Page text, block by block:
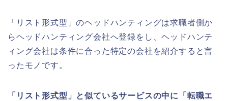
「リスト形式型」のヘッドハンティングは求職者側か
らヘッドハンティング会社へ登録をし、ヘッドハンテ
ィング会社は条件に合った特定の会社を紹介すると言
ったモノです。
「リスト形式型」と似ているサービスの中に「転職エ